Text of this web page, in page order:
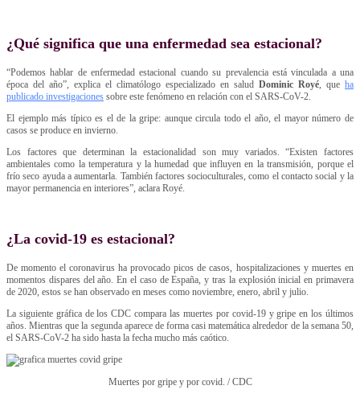
¿Qué significa que una enfermedad sea estacional?
“Podemos hablar de enfermedad estacional cuando su prevalencia está vinculada a una
época del año”, explica el climatólogo especializado en salud Dominic Royé, que ha
publicado investigaciones sobre este fenómeno en relación con el SARS-CoV-2.
El ejemplo más típico es el de la gripe: aunque circula todo el año, el mayor número de
casos se produce en invierno.
Los factores que determinan la estacionalidad son muy variados. “Existen factores
ambientales como la temperatura y la humedad que influyen en la transmisión, porque el
frío seco ayuda a aumentarla. También factores socioculturales, como el contacto social y la
mayor permanencia en interiores”, aclara Royé.
¿La covid-19 es estacional?
De momento el coronavirus ha provocado picos de casos, hospitalizaciones y muertes en
momentos dispares del año. En el caso de España, y tras la explosión inicial en primavera
de 2020, estos se han observado en meses como noviembre, enero, abril y julio.
La siguiente gráfica de los CDC compara las muertes por covid-19 y gripe en los últimos
años. Mientras que la segunda aparece de forma casi matemática alrededor de la semana 50,
el SARS-CoV-2 ha sido hasta la fecha mucho más caótico.
Muertes por gripe y por covid. / CDC